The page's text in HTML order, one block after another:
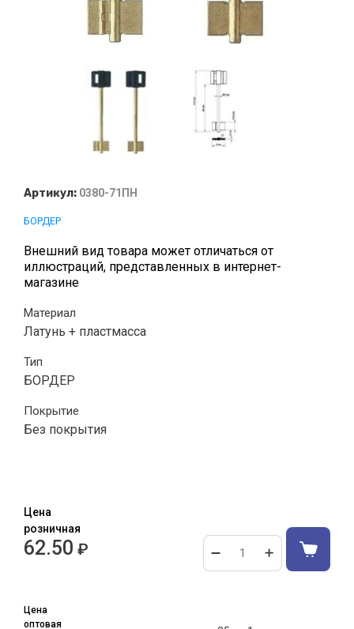
Артикул: 0380-71ПН
БОРДЕР
Внешний вид товара может отличаться от
иллюстраций, представленных в интернет-
магазине
Материал
Латунь + пластмасса
Тип
БОРДЕР
Покрытие
Без покрытия
Цена
розничная
62.50 ₽
Цена
оптовая